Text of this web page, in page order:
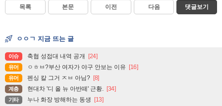
목록 본문 이전 다음 댓글보기
ㅇㅇㄱ 지금 뜨는 글
이슈 축협 성접대 내역 공개 [24]
유머 ㅇㅎㅂ?부산 여자가 야구 안보는 이유 [16]
유머 펜싱 칼 그거 ㅈㅂ 아님? [8]
계층 현대차 '디 올 뉴 아반떼' 근황. [34]
기타 누나 화장 방해하는 동생 [13]